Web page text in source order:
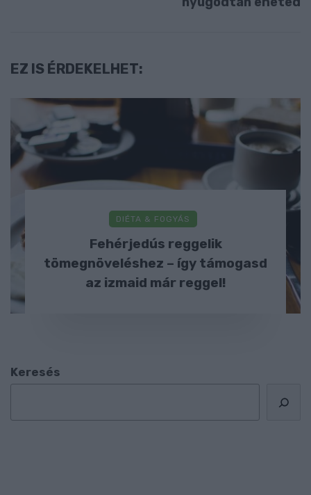
EZ IS ÉRDEKELHET:
DIÉTA & FOGYÁS
Fehérjedús reggelik
tömegnöveléshez – így támogasd
az izmaid már reggel!
Keresés